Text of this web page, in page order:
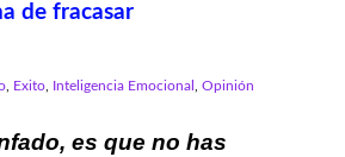
de fracasar
Exito Inteligencia Emocional Opinión
es que no has